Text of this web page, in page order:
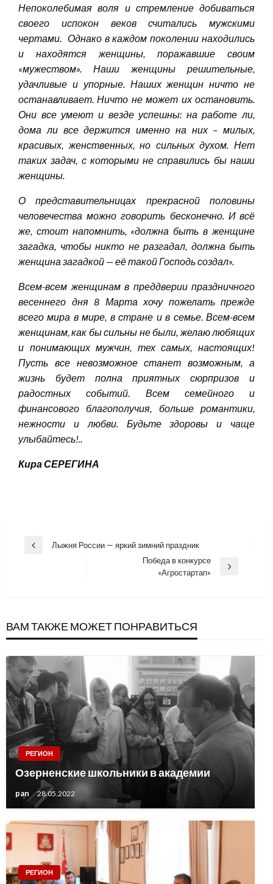
Непоколебимая воля и стремление добиваться
своего испокон веков считались мужскими
чертами. Однако в каждом поколении находились
и находятся женщины, поражавшие своим
«мужеством». Наши женщины решительные,
удачливые и упорные. Наших женщин ничто не
останавливает. Ничто не может их остановить.
Они все умеют и везде успешны: на работе ли,
дома ли все держится именно на них – милых,
красивых, женственных, но сильных духом. Нет
таких задач, с которыми не справились бы наши
женщины.
О представительницах прекрасной половины
человечества можно говорить бесконечно. И всё
же, стоит напомнить, «должна быть в женщине
загадка, чтобы никто не разгадал, должна быть
женщина загадкой — её такой Господь создал».
Всем-всем женщинам в преддверии праздничного
весеннего дня 8 Марта хочу пожелатьпрежде
всего мира в мире, в стране и в семье. Всем-всем
женщинам, как бы сильны не были, желаю любящих
и понимающих мужчин, тех самых, настоящих!
Пусть все невозможное станет возможным, а
жизнь будет полна приятных сюрпризов и
радостных событий. Всем семейного и
финансового благополучия, больше романтики,
нежности и любви. Будьте здоровы и чаще
улыбайтесь!..
Кира СЕРЕГИНА
Навигация
Previous
Лыжня России — яркий зимний праздник
Победа в конкурсе
«Агростартап»
ВАМ ТАКЖЕ МОЖЕТ ПОНРАВИТЬСЯ
РЕГИОН
Озерненские школьники в академии
pan 28.05.2022
РЕГИОН